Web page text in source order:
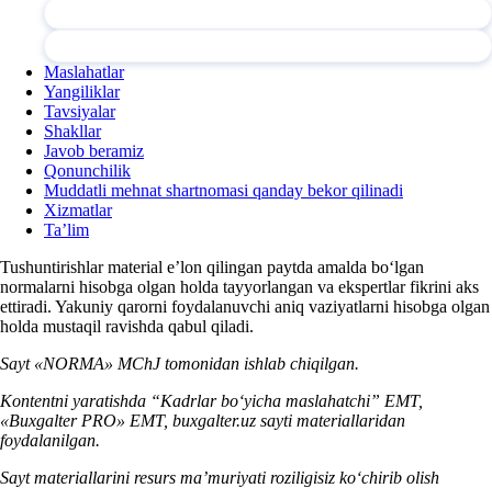
Maslahatlar
Yangiliklar
Tavsiyalar
Shakllar
Javob beramiz
Qonunchilik
Muddatli mehnat shartnomasi qanday bekor qilinadi
Xizmatlar
Ta’lim
Tushuntirishlar material e’lon qilingan paytda amalda boʻlgan
normalarni hisobga olgan holda tayyorlangan va ekspertlar fikrini aks
ettiradi. Yakuniy qarorni foydalanuvchi aniq vaziyatlarni hisobga olgan
holda mustaqil ravishda qabul qiladi.
Sayt «NORMA» MChJ tomonidan ishlab chiqilgan.
Kontentni yaratishda “Kadrlar boʻyicha maslahatchi” EMT,
«Buxgalter PRO» EMT, buxgalter.uz sayti materiallaridan
foydalanilgan.
Sayt materiallarini resurs ma’muriyati roziligisiz koʻchirib olish